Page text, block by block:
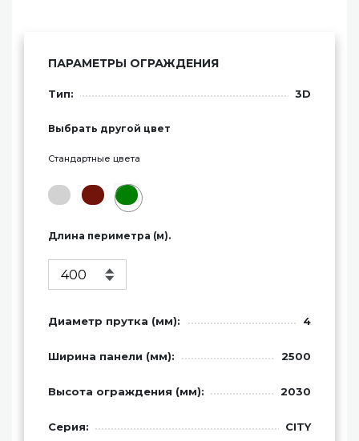
ПАРАМЕТРЫ ОГРАЖДЕНИЯ
Тип: 3D
Выбрать другой цвет
Стандартные цвета
Длина периметра (м).
Диаметр прутка (мм): 4
Ширина панели (мм): 2500
Высота ограждения (мм): 2030
Серия: CITY